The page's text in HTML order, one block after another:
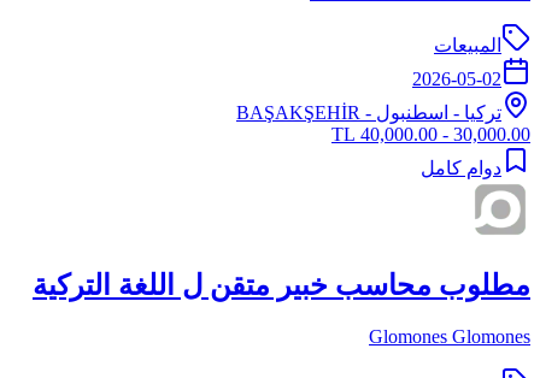
المبيعات
2026-05-02
تركيا - اسطنبول - BAŞAKŞEHİR
30,000.00 - 40,000.00 TL
دوام كامل
مطلوب محاسب خبير متقن ل اللغة التركية
Glomones Glomones